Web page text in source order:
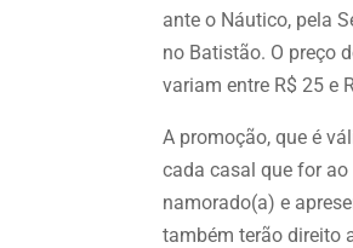
ante o Náutico, pela
no Batistão. O preço
variam entre R$ 25 e
A promoção, que é
cada casal que for
namorado(a) e
também terão direito